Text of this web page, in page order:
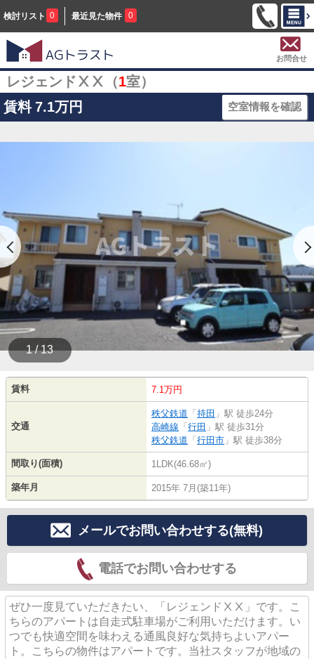
検討リスト 0 最近見た物件 0
お問合せ
レジェンドⅩⅩ（1室）
賃料 7.1万円 空室情報を確認
1 / 13
賃料 7.1万円
交通
秩父鉄道 「 持田 」駅 徒歩24分
高崎線 「 行田 」駅 徒歩31分
秩父鉄道 「 行田市 」駅 徒歩38分
間取り(面積) 1LDK(46.68㎡)
築年月 2015年 7月(築11年)
メールでお問い合わせする(無料)
電話でお問い合わせする
ぜひ一度見ていただきたい、「レジェンドⅩⅩ」です。こ
ちらのアパートは自走式駐車場がご利用いただけます。い
つでも快適空間を味わえる通風良好な気持ちよいアパー
ト。こちらの物件はアパートです。当社スタッフが地域の